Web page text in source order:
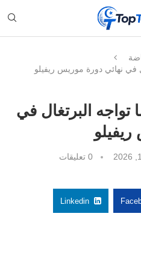
23 عاما تواجه البرتغال في
0 تعليقات
Linkedin